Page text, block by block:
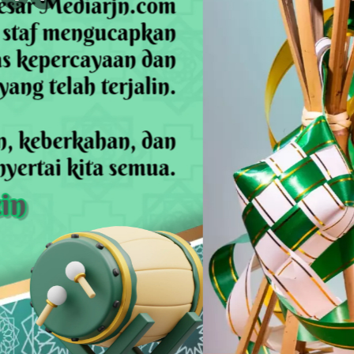
Bekasi PRIDE Award 2026
Kejagung Serahkan 6 Tersangka
Anak Pengetik Naskah
Ratusan Warga Antar Kumpul